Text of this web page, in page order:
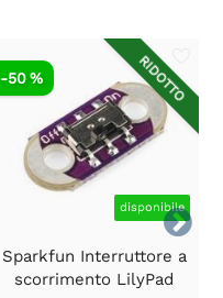

RIDOTTO
disponibile
-50 %
Sparkfun Interruttore a
scorrimento LilyPad